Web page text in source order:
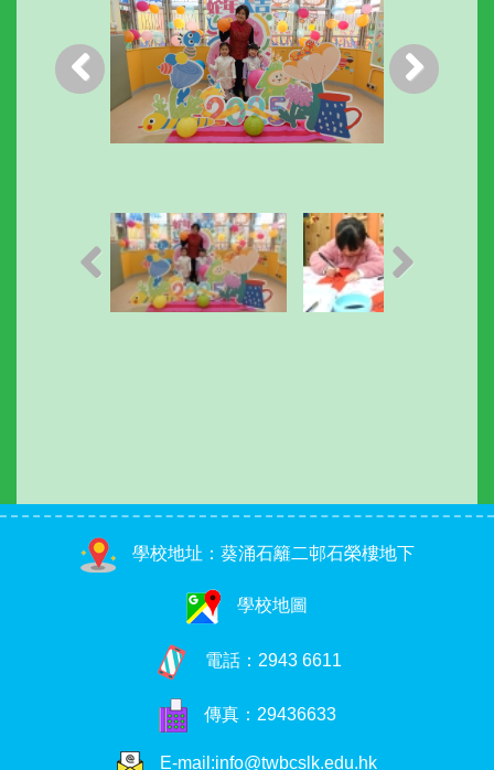
學校地址：葵涌石籬二邨石榮樓地下
學校地圖
電話： 2943 6611
傳真：29436633
E-mail:info@twbcslk.edu.hk